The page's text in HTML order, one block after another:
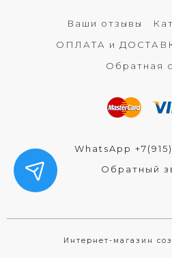
Ваши отзывы
ОПЛАТА и
Обратная
WhatsApp
Обратный
Интернет-магазин